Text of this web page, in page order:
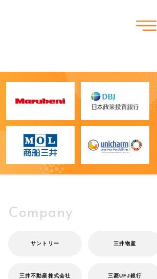
Company
サントリー 三井物産
三井不動産株式会社 三菱UFJ銀行